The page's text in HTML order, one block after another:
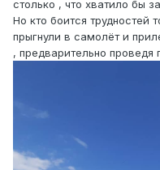
столько , что хватило бы
Но кто боится трудностей
прыгнули в самолёт и
, предварительно проведя